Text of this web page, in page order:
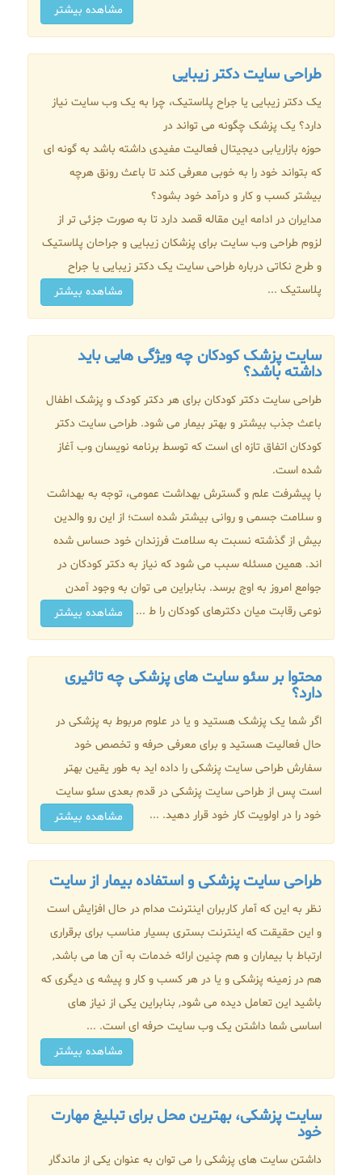
مشاهده بیشتر
طراحی سایت دکتر زیبایی
یک دکتر زیبایی یا جراح پلاستیک، چرا به یک وب سایت نیاز
دارد؟ یک پزشک چگونه می تواند در
حوزه بازاریابی دیجیتال فعالیت مفیدی داشته باشد به گونه ای
که بتواند خود را به خوبی معرفی کند تا باعث رونق هرچه
بیشتر کسب و کار و درآمد خود بشود؟
مدایران در ادامه این مقاله قصد دارد تا به صورت جزئی تر از
لزوم طراحی وب سایت برای پزشکان زیبایی و جراحان پلاستیک
و طرح نکاتی درباره طراحی سایت یک دکتر زیبایی یا جراح
پلاستیک ...
مشاهده بیشتر
سایت پزشک کودکان چه ویژگی هایی باید
داشته باشد؟
طراحی سایت دکتر کودکان برای هر دکتر کودک و پزشک اطفال
باعث جذب بیشتر و بهتر بیمار می شود. طراحی سایت دکتر
کودکان اتفاق تازه ای است که توسط برنامه نویسان وب آغاز
شده است.
با پیشرفت علم و گسترش بهداشت عمومی، توجه به بهداشت
و سلامت جسمی و روانی بیشتر شده است؛ از این رو والدین
بیش از گذشته نسبت به سلامت فرزندان خود حساس شده
اند. همین مسئله سبب می شود که نیاز به دکتر کودکان در
جوامع امروز به اوج برسد. بنابراین می توان به وجود آمدن
نوعی رقابت میان دکترهای کودکان را ط ...
مشاهده بیشتر
محتوا بر سئو سایت های پزشکی چه تاثیری
دارد؟
اگر شما یک پزشک هستید و یا در علوم مربوط به پزشکی در
حال فعالیت هستید و برای معرفی حرفه و تخصص خود
سفارش طراحی سایت پزشکی را داده اید به طور یقین بهتر
است پس از طراحی سایت پزشکی در قدم بعدی سئو سایت
خود را در اولویت کار خود قرار دهید. ...
مشاهده بیشتر
طراحی سایت پزشکی و استفاده بیمار از سایت
نظر به این که آمار کاربران اینترنت مدام در حال افزایش است
و این حقیقت که اینترنت بستری بسیار مناسب برای برقراری
ارتباط با بیماران و هم چنین ارائه خدمات به آن ها می باشد,
هم در زمینه پزشکی و یا در هر کسب و کار و پیشه ی دیگری که
باشید این تعامل دیده می شود, بنابراین یکی از نیاز های
اساسی شما داشتن یک وب سایت حرفه ای است. ...
مشاهده بیشتر
سایت پزشکی، بهترین محل برای تبلیغ مهارت
خود
داشتن سایت های پزشکی را می توان به عنوان یکی از ماندگار